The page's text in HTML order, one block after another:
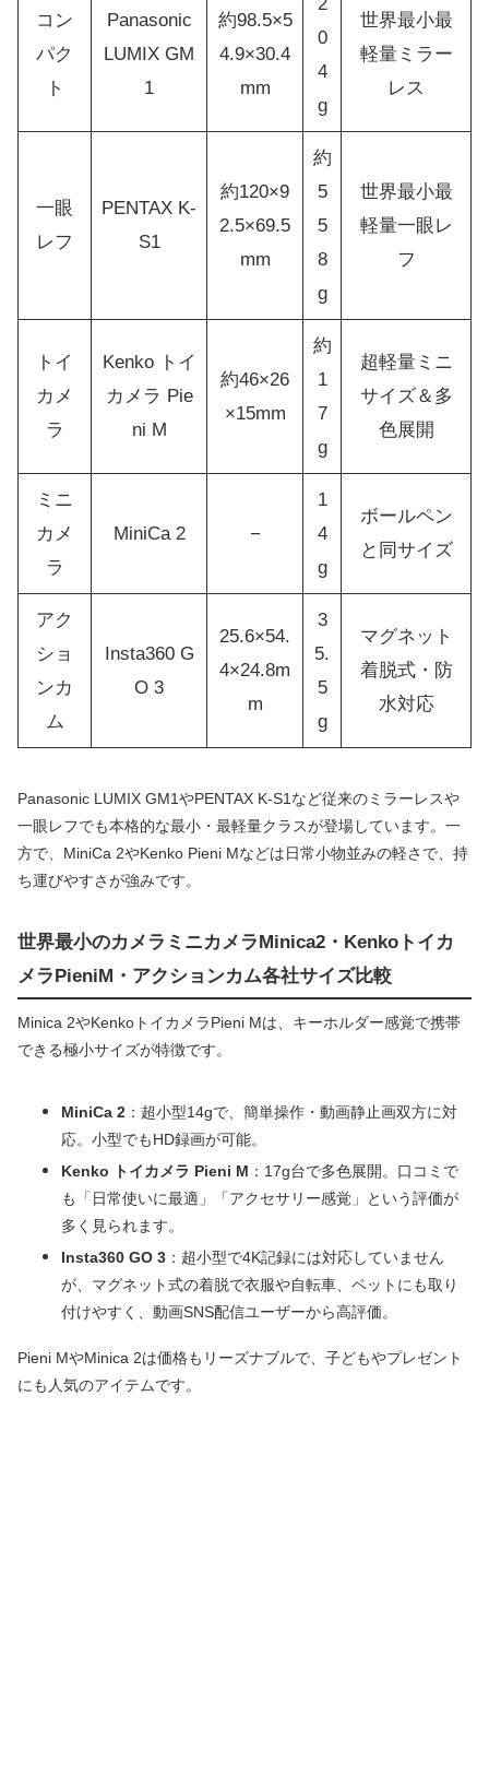
コン
パク
ト
Panasonic
LUMIX GM
1
約98.5×5
4.9×30.4
mm
0
4
g
世界最小最
軽量ミラー
レス
一眼
レフ
PENTAX K-
S1
約120×9
2.5×69.5
mm
約
5
5
8
g
世界最小最
軽量一眼レ
フ
トイ
カメ
ラ
Kenko トイ
カメラ Pie
ni M
約46×26
×15mm
約
1
7
g
超軽量ミニ
サイズ＆多
色展開
ミニ
カメ
ラ
MiniCa 2 −
1
4
g
ボールペン
と同サイズ
アク
ショ
ンカ
ム
Insta360 G
O 3
25.6×54.
4×24.8m
m
3
5.
5
g
マグネット
着脱式・防
水対応
Panasonic LUMIX GM1やPENTAX K-S1など従来のミラーレスや
一眼レフでも本格的な最小・最軽量クラスが登場しています。一
方で、MiniCa 2やKenko Pieni Mなどは日常小物並みの軽さで、持
ち運びやすさが強みです。
世界最小のカメラミニカメラMinica2・Kenkoトイカ
メラPieniM・アクションカム各社サイズ比較
Minica 2やKenkoトイカメラPieni Mは、キーホルダー感覚で携帯
できる極小サイズが特徴です。
MiniCa 2 ：超小型14gで、簡単操作・動画静止画双方に対
応。小型でもHD録画が可能。
Kenko トイカメラ Pieni M ：17g台で多色展開。口コミで
も「日常使いに最適」「アクセサリー感覚」という評価が
多く見られます。
Insta360 GO 3 ：超小型で4K記録には対応していません
が、マグネット式の着脱で衣服や自転車、ペットにも取り
付けやすく、動画SNS配信ユーザーから高評価。
Pieni MやMinica 2は価格もリーズナブルで、子どもやプレゼント
にも人気のアイテムです。